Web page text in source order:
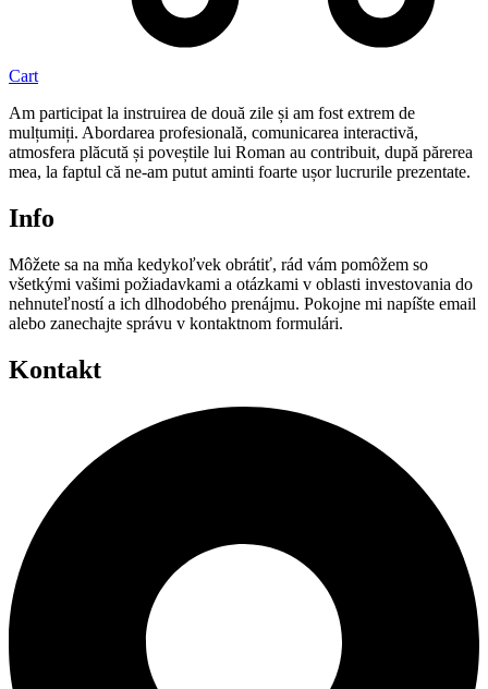
Cart
Am participat la instruirea de două zile și am fost extrem de
mulțumiți. Abordarea profesională, comunicarea interactivă,
atmosfera plăcută și poveștile lui Roman au contribuit, după părerea
mea, la faptul că ne-am putut aminti foarte ușor lucrurile prezentate.
Info
Môžete sa na mňa kedykoľvek obrátiť, rád vám pomôžem so
všetkými vašimi požiadavkami a otázkami v oblasti investovania do
nehnuteľností a ich dlhodobého prenájmu. Pokojne mi napíšte email
alebo zanechajte správu v kontaktnom formulári.
Kontakt